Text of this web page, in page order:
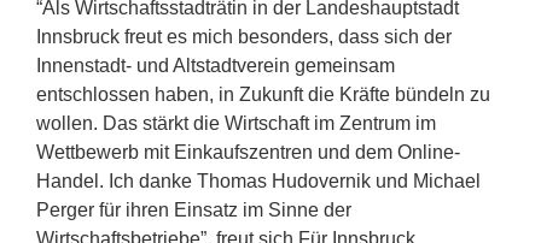
“Als Wirtschaftsstadträtin in der Landeshauptstadt
Innsbruck freut es mich besonders, dass sich der
Innenstadt- und Altstadtverein gemeinsam
entschlossen haben, in Zukunft die Kräfte bündeln zu
wollen. Das stärkt die Wirtschaft im Zentrum im
Wettbewerb mit Einkaufszentren und dem Online-
Handel. Ich danke Thomas Hudovernik und Michael
Perger für ihren Einsatz im Sinne der
Wirtschaftsbetriebe”, freut sich Für Innsbruck